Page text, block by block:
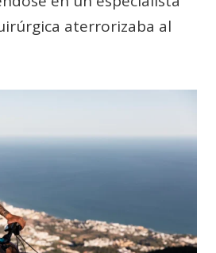
aterrorizaba al